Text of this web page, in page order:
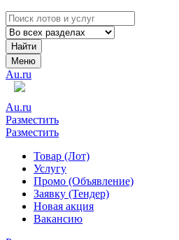
Найти
Меню
Au.ru
Au.ru
Разместить
Разместить
Товар (Лот)
Услугу
Промо (Объявление)
Заявку (Тендер)
Новая акция
Вакансию